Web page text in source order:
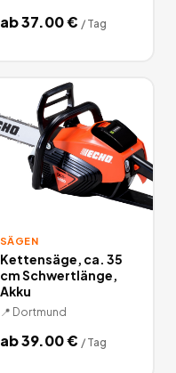
ab37.00€ / Tag
SÄGEN
Kettensäge, ca. 35
cm Schwertlänge,
Akku
📍 Dortmund
ab39.00€ / Tag